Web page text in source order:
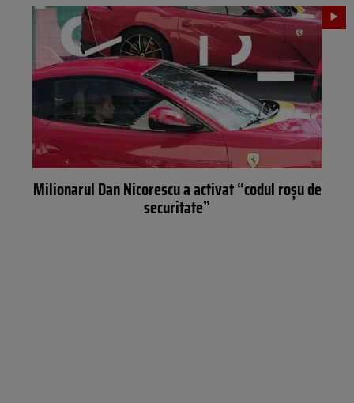
Milionarul Dan Nicorescu a activat “codul roșu de
securitate”